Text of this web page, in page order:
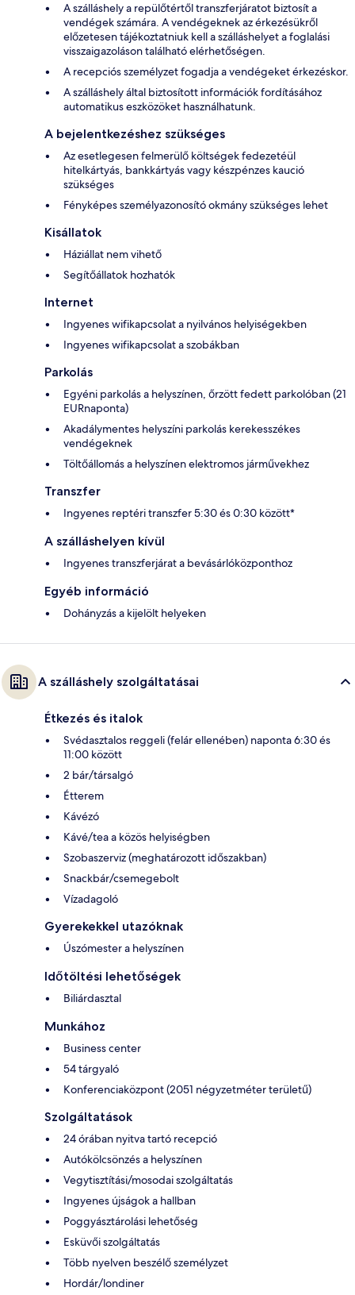
A szálláshely a repülőtértől transzferjáratot biztosít a
vendégek számára. A vendégeknek az érkezésükről
előzetesen tájékoztatniuk kell a szálláshelyet a foglalási
visszaigazoláson található elérhetőségen.
A recepciós személyzet fogadja a vendégeket érkezéskor.
A szálláshely által biztosított információk fordításához
automatikus eszközöket használhatunk.
A bejelentkezéshez szükséges
Az esetlegesen felmerülő költségek fedezetéül
hitelkártyás, bankkártyás vagy készpénzes kaució
szükséges
Fényképes személyazonosító okmány szükséges lehet
Kisállatok
Háziállat nem vihető
Segítőállatok hozhatók
Internet
Ingyenes wifikapcsolat a nyilvános helyiségekben
Ingyenes wifikapcsolat a szobákban
Parkolás
Egyéni parkolás a helyszínen, őrzött fedett parkolóban (21
EURnaponta)
Akadálymentes helyszíni parkolás kerekesszékes
vendégeknek
Töltőállomás a helyszínen elektromos járművekhez
Transzfer
Ingyenes reptéri transzfer 5:30 és 0:30 között*
A szálláshelyen kívül
Ingyenes transzferjárat a bevásárlóközponthoz
Egyéb információ
Dohányzás a kijelölt helyeken
A szálláshely szolgáltatásai
Étkezés és italok
Svédasztalos reggeli (felár ellenében) naponta 6:30 és
11:00 között
2 bár/társalgó
Étterem
Kávézó
Kávé/tea a közös helyiségben
Szobaszerviz (meghatározott időszakban)
Snackbár/csemegebolt
Vízadagoló
Gyerekekkel utazóknak
Úszómester a helyszínen
Időtöltési lehetőségek
Biliárdasztal
Munkához
Business center
54 tárgyaló
Konferenciaközpont (2051 négyzetméter területű)
Szolgáltatások
24 órában nyitva tartó recepció
Autókölcsönzés a helyszínen
Vegytisztítási/mosodai szolgáltatás
Ingyenes újságok a hallban
Poggyásztárolási lehetőség
Esküvői szolgáltatás
Több nyelven beszélő személyzet
Hordár/londiner